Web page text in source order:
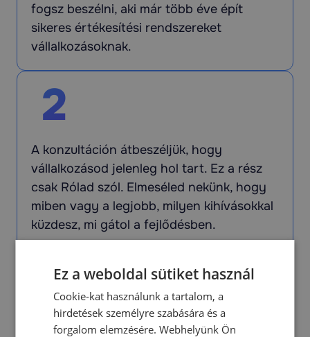
fogsz beszélni, aki már több éve épít
sikeres értékesítési rendszereket
vállalkozásoknak.
2
A konzultáción átbeszéljük, hogy
vállalkozásod jelenleg hol tart. Ez a rész
csak Rólad szól. Elmeséled nekünk, hogy
miben vagy a legjobb, milyen kihívásokkal
küzdesz, mi gátol a fejlődésben.
3
Miután jobban megismertük a
Ez a weboldal sütiket használ
Cookie-kat használunk a tartalom, a
hirdetések személyre szabására és a
forgalom elemzésére. Webhelyünk Ön